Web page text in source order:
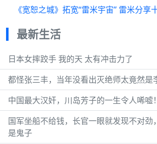
《宽恕之城》拓宽“雷米宇宙” 雷米分享
最新生活
日本女摔跤手 我的天 太有冲击力了
都怪张三丰，当年没看出灭绝师太竟然是
中国最大汉奸，川岛芳子的一生令人唏嘘！
国军坐船不给钱，长官一眼就发现不对劲
是鬼子